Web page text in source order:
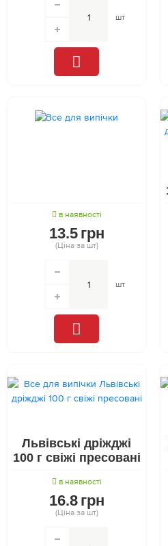
шт
в наявності
13.5 грн
(Ціна за шт)
шт
Львівські дріжджі
100 г свіжі пресовані
в наявності
16.8 грн
(Ціна за шт)